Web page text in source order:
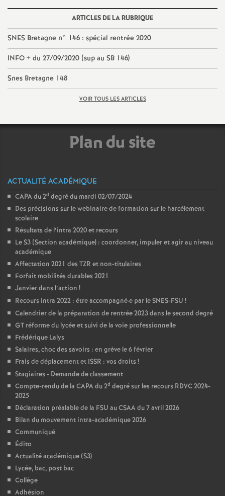
ARTICLES DE LA RUBRIQUE
SNES Bretagne n° 146 : spécial rentrée 2020
INFO + du 27/09/2020 (sup au SB 146)
Snes Bretagne 148
VOIR TOUS LES ARTICLES
Plan du site
ACTUALITÉ ACADÉMIQUE
CAPA du 2d degré du mardi 02/07/2024
Des précisions sur le webinaire de formation sur le harcèlement
scolaire
Résultats de l’intra 2020 et recours
Le S3 (Section académique) : coordonner, impuler et agir au niveau
académique
Affectation 2021 des TZR et non-titulaires
Forfait mobilités durables 2021
Janvier dans l’action !
Recours Intra 2022 : être accompagné·e par le SNES-FSU !
Calendrier de la préparation de rentrée 2023 dans le second degré
GT réforme du lycée et suivi de la voie professionnelle
Frédérique Lalys
Salaires, choc des savoirs : en grève le 6 février
Frais de déplacement et ISSR : vos droits !
Stagiaires - Demande de classement
Compte-rendu de la CAPA du 2d degré sur les recours RDVC 2024-
2025
Déclaration préalable de la FSU au CSAA du 7 avril 2026
Bilan du mouvement intra-académique 2026
Communiqué
Édito
Actualité académique (S3)
Lycée, bac, post bac
Collège
Adhésion